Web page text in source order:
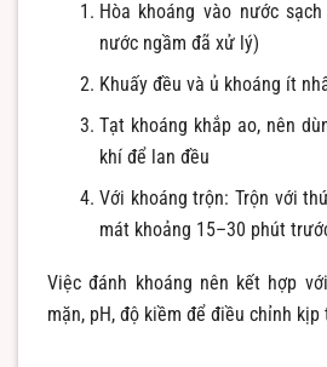
Hòa khoáng vào nước
nước ngầm đã xử lý)
Khuấy đều và ủ khoáng ít
Tạt khoáng khắp ao, nên
khí để lan đều
Với khoáng trộn: Trộn với
mát khoảng 15–30 phút
Việc đánh khoáng nên kết hợp
mặn, pH, độ kiềm để điều chỉnh kịp